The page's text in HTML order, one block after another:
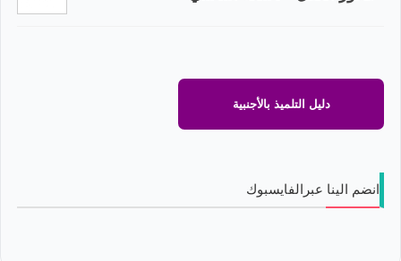
دليل التلميذ بالأجنبية
انضم الينا عبرالفايسبوك